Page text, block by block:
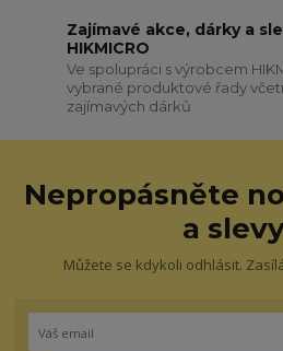
Zajímavé akce, dárky a
HIKMICRO
Ve spolupráci s výrobcem
vybrané produktové řady
zajímavých dárků
Nepropásněte
a
Můžete se kdykoli odhlásit.